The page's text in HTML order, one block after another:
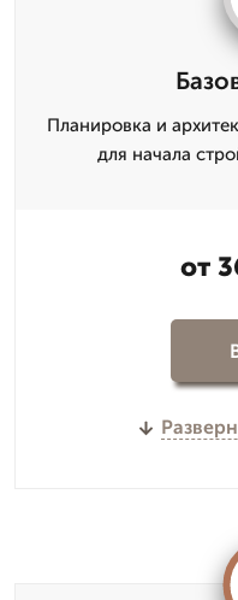
Планировка и
для начала
от